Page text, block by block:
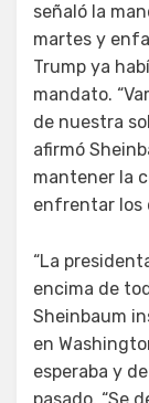
señaló la
martes y
Trump ya
mandato.
de nuestra
afirmó
mantener la
enfrentar los
“La
encima de
Sheinbaum
en
esperaba y